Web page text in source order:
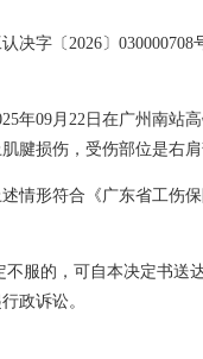
决字〔2026〕
年09月22日在广州南站
腱损伤，受伤部位是右
情形符合《广东省工伤
服的，可自本决定书
政诉讼。